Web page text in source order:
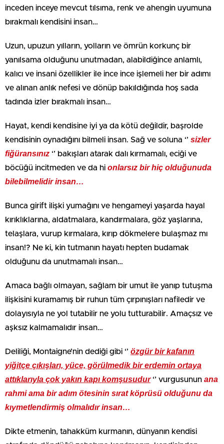
inceden inceye mevcut tılsıma, renk ve ahengin uyumuna
bırakmalı kendisini insan…
Uzun, upuzun yılların, yolların ve ömrün korkunç bir
yanılsama olduğunu unutmadan, alabildiğince anlamlı,
kalıcı ve insani özellikler ile ince ince işlemeli her bir adımı
ve alınan anlık nefesi ve dönüp bakıldığında hoş sada
tadında izler bırakmalı insan…
Hayat, kendi kendisine iyi ya da kötü değildir, başrolde
kendisinin oynadığını bilmeli insan. Sağ ve soluna ‘’ sizler
fiğüransınız ‘’ bakışları atarak dalı kırmamalı, eciği ve
böcüğü incitmeden ve da hi onlarsız bir hiç olduğunuda
bilebilmelidir insan…
Bunca girift ilişki yumağını ve hengameyi yaşarda hayal
kırıklıklarına, aldatmalara, kandırmalara, göz yaşlarına,
telaşlara, vurup kırmalara, kırıp dökmelere bulaşmaz mı
insan!? Ne ki, kin tutmanın hayatı hepten budamak
olduğunu da unutmamalı insan…
Amaca bağlı olmayan, sağlam bir umut ile yanıp tutuşma
ilişkisini kuramamış bir ruhun tüm çırpınışları nafiledir ve
dolayısıyla ne yol tutabilir ne yolu tutturabilir. Amaçsız ve
aşksız kalmamalıdır insan…
Deliliği, Montaigne’nin dediği gibi ‘’ özgür bir kafanın
yiğitçe çıkışları, yüce, görülmedik bir erdemin ortaya
attıklarıyla çok yakın kapı komşusudur‘’ vurgusunun ana
rahmi ama bir adım ötesinin sırat köprüsü olduğunu da
kıymetlendirmiş olmalıdır insan…
Dikte etmenin, tahakküm kurmanın, dünyanın kendisi